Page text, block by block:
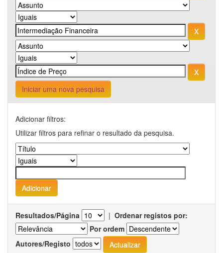
Iniciar uma nova pesquisa
Adicionar filtros:
Utilizar filtros para refinar o resultado da pesquisa.
Resultados/Página | Ordenar registos por:
Por ordem
Autores/Registo